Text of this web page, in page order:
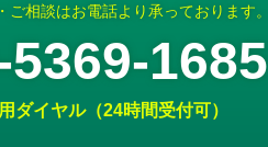
ご相談はお電話より承っております。
5369-1685
ダイヤル（24時間受付可）